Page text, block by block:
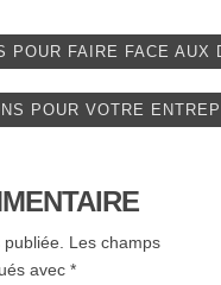
POUR FAIRE FACE AUX
POUR VOTRE
Les champs
avec *